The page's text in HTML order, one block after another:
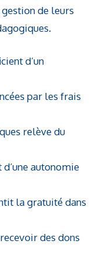
de leurs
d’un
par les frais
relève du
autonomie
la gratuité dans
des dons